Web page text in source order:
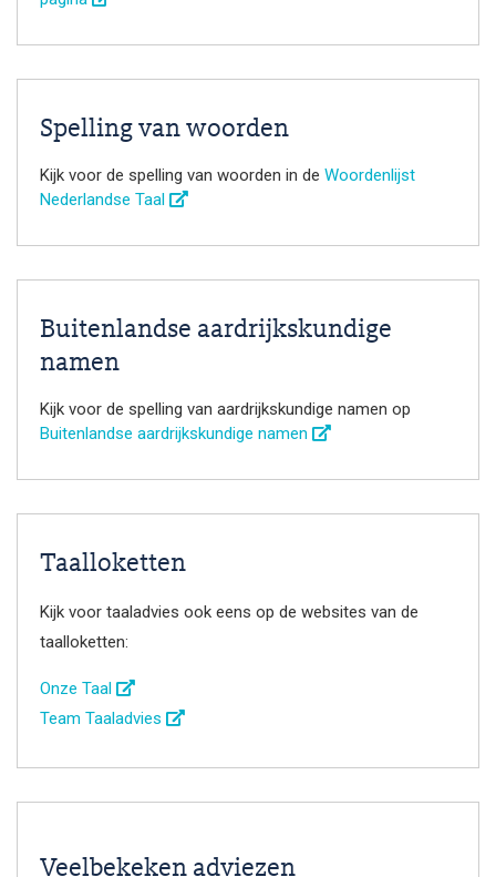
Spelling van woorden
Kijk voor de spelling van woorden in de Woordenlijst
Nederlandse Taal
Buitenlandse aardrijkskundige
namen
Kijk voor de spelling van aardrijkskundige namen op
Buitenlandse aardrijkskundige namen
Taalloketten
Kijk voor taaladvies ook eens op de websites van de
taalloketten:
Onze Taal
Team Taaladvies
Veelbekeken adviezen